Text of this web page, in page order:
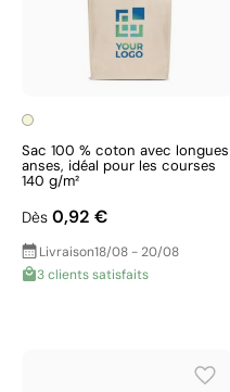
Sac 100 % coton avec longues
anses, idéal pour les courses
140 g/m²
Dès 0,92 €
Livraison18/08 - 20/08
3 clients satisfaits